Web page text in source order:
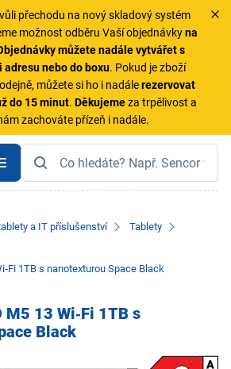
přechodu na nový skladový systém
možnost odběru Vaší objednávkyna
můžete nadále vytvářet s
adresu nebo do boxu. Pokud je zboží
můžete si ho i nadálerezervovat
do 15 minut. Děkujemeza trpělivost a
zachováte přízeň i nadále.
a IT příslušenství
Tablety
1TB s nanotexturou Space Black
M5 13 Wi‑Fi 1TB s
Black